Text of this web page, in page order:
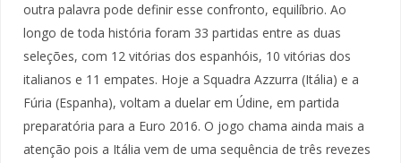
outra palavra pode definir esse confronto, equilíbrio. Ao
longo de toda história foram 33 partidas entre as duas
seleções, com 12 vitórias dos espanhóis, 10 vitórias dos
italianos e 11 empates. Hoje a Squadra Azzurra (Itália) e a
Fúria (Espanha), voltam a duelar em Údine, em partida
preparatória para a Euro 2016. O jogo chama ainda mais a
atenção pois a Itália vem de uma sequência de três revezes